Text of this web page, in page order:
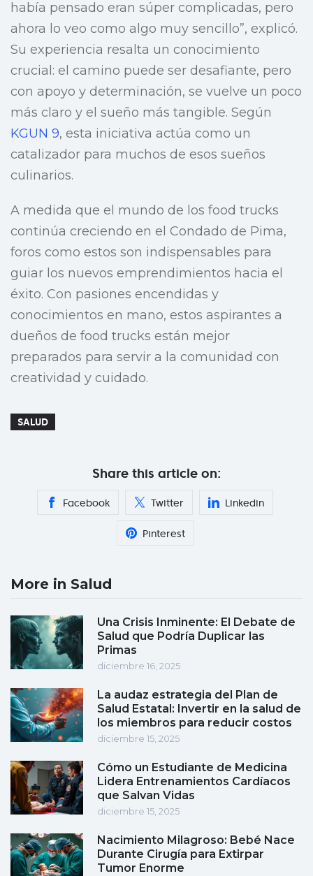
había pensado eran súper complicadas, pero
ahora lo veo como algo muy sencillo”, explicó.
Su experiencia resalta un conocimiento
crucial: el camino puede ser desafiante, pero
con apoyo y determinación, se vuelve un poco
más claro y el sueño más tangible. Según
KGUN 9, esta iniciativa actúa como un
catalizador para muchos de esos sueños
culinarios.
A medida que el mundo de los food trucks
continúa creciendo en el Condado de Pima,
foros como estos son indispensables para
guiar los nuevos emprendimientos hacia el
éxito. Con pasiones encendidas y
conocimientos en mano, estos aspirantes a
dueños de food trucks están mejor
preparados para servir a la comunidad con
creatividad y cuidado.
SALUD
Share this article on:
Facebook Twitter Linkedin
Pinterest
More in Salud
Una Crisis Inminente: El Debate de
Salud que Podría Duplicar las
Primas
diciembre 16, 2025
La audaz estrategia del Plan de
Salud Estatal: Invertir en la salud de
los miembros para reducir costos
diciembre 15, 2025
Cómo un Estudiante de Medicina
Lidera Entrenamientos Cardíacos
que Salvan Vidas
diciembre 15, 2025
Nacimiento Milagroso: Bebé Nace
Durante Cirugía para Extirpar
Tumor Enorme